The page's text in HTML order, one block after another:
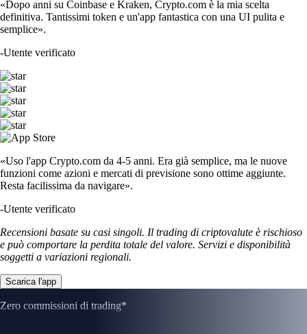
«Dopo anni su Coinbase e Kraken, Crypto.com è la mia scelta
definitiva. Tantissimi token e un'app fantastica con una UI pulita e
semplice».
-Utente verificato
«Uso l'app Crypto.com da 4-5 anni. Era già semplice, ma le nuove
funzioni come azioni e mercati di previsione sono ottime aggiunte.
Resta facilissima da navigare».
-Utente verificato
Recensioni basate su casi singoli. Il trading di criptovalute è rischioso
e può comportare la perdita totale del valore. Servizi e disponibilità
soggetti a variazioni regionali.
Scarica l'app
Zero commissioni di trading*